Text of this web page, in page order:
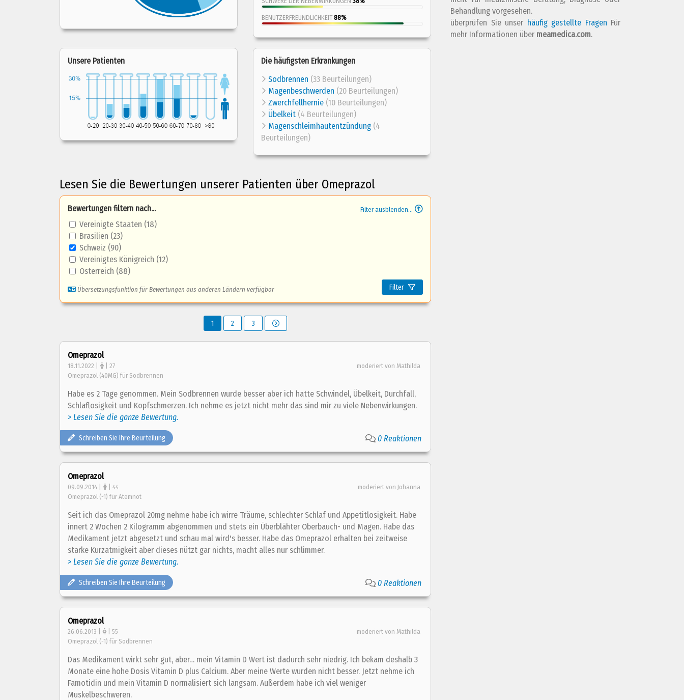
BENUTZERFREUNDLICHKEIT88%
Unsere Patienten
Die häufigsten Erkrankungen
Sodbrennen (33 Beurteilungen)
Magenbeschwerden (20 Beurteilungen)
Zwerchfellhernie (10 Beurteilungen)
Übelkeit (4 Beurteilungen)
Magenschleimhautentzündung (4
Beurteilungen)
Lesen Sie die Bewertungen unserer Patienten über Omeprazol
Bewertungen filtern nach... Filter ausblenden...
Vereinigte Staaten (18)
Brasilien (23)
Schweiz (90)
Vereinigtes Königreich (12)
Osterreich (88)
Übersetzungsfunktion für Bewertungen aus anderen Ländern verfügbar Filter
1 2 3
Omeprazol
18.11.2022 | | 27
moderiert von Mathilda
Omeprazol (40MG) für Sodbrennen
Habe es 2 Tage genommen. Mein Sodbrennen wurde besser aber ich hatte Schwindel, Übelkeit, Durchfall,
Schlaflosigkeit und Kopfschmerzen. Ich nehme es jetzt nicht mehr das sind mir zu viele Nebenwirkungen.
> Lesen Sie die ganze Bewertung.
Schreiben Sie Ihre Beurteilung 0 Reaktionen
Omeprazol
09.09.2014 | | 44
moderiert von Johanna
Omeprazol (-1) für Atemnot
Seit ich das Omeprazol 20mg nehme habe ich wirre Träume, schlechter Schlaf und Appetitlosigkeit. Habe
innert 2 Wochen 2 Kilogramm abgenommen und stets ein Überblähter Oberbauch- und Magen. Habe das
Medikament jetzt abgesetzt und schau mal wird's besser. Habe das Omeprazol erhalten bei zeitweise
starke Kurzatmigkeit aber dieses nützt gar nichts, macht alles nur schlimmer.
> Lesen Sie die ganze Bewertung.
Schreiben Sie Ihre Beurteilung 0 Reaktionen
Omeprazol
26.06.2013 | | 55
moderiert von Mathilda
Omeprazol (-1) für Sodbrennen
Das Medikament wirkt sehr gut, aber… mein Vitamin D Wert ist dadurch sehr niedrig. Ich bekam deshalb 3
Monate eine hohe Dosis Vitamin D plus Calcium. Aber meine Werte wurden nicht besser. Jetzt nehme ich
Famotidin und mein Vitamin D normalisiert sich langsam. Außerdem habe ich viel weniger
Muskelbeschweren.
Behandlung vorgesehen.
überprüfen Sie unser häufig gestellte Fragen Für
mehr Informationen über meamedica.com.